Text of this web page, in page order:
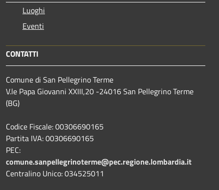
Luoghi
Eventi
CONTATTI
Comune di San Pellegrino Terme
V.le Papa Giovanni XXIII,20 -24016 San Pellegrino Terme
(BG)
Codice Fiscale: 00306690165
Partita IVA: 00306690165
PEC:
comune.sanpellegrinoterme@pec.regione.lombardia.it
Centralino Unico: 034525011